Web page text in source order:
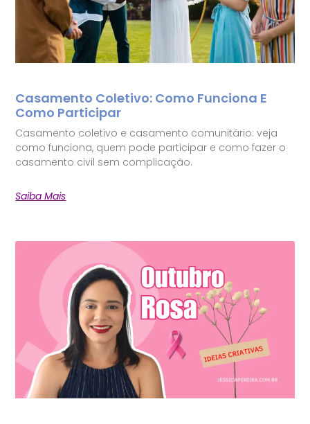
Casamento Coletivo: Como Funciona E
Como Participar
Casamento coletivo e casamento comunitário: veja
como funciona, quem pode participar e como fazer o
casamento civil sem complicação.
Saiba Mais